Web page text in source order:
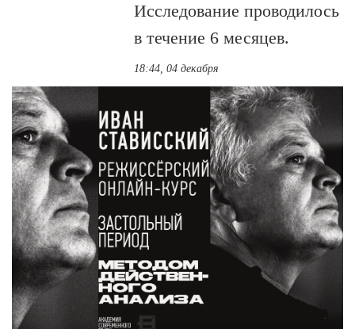
Исследование проводилось
в течение 6 месяцев.
18:44, 04 декабря